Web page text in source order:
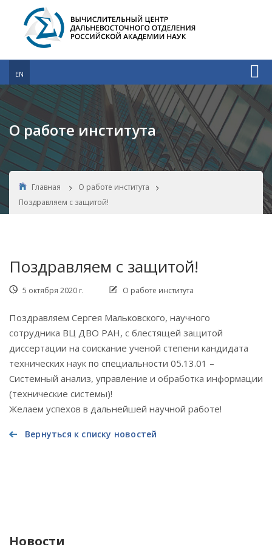
EN
О работе института
Главная
О работе института
Поздравляем с защитой!
Поздравляем с защитой!
5 октября 2020 г. О работе института
Поздравляем Сергея Мальковского, научного
сотрудника ВЦ ДВО РАН, с блестящей защитой
диссертации на соискание ученой степени кандидата
технических наук по специальности 05.13.01 –
Системный анализ, управление и обработка информации
(технические системы)!
Желаем успехов в дальнейшей научной работе!
Вернуться к списку новостей
Новости